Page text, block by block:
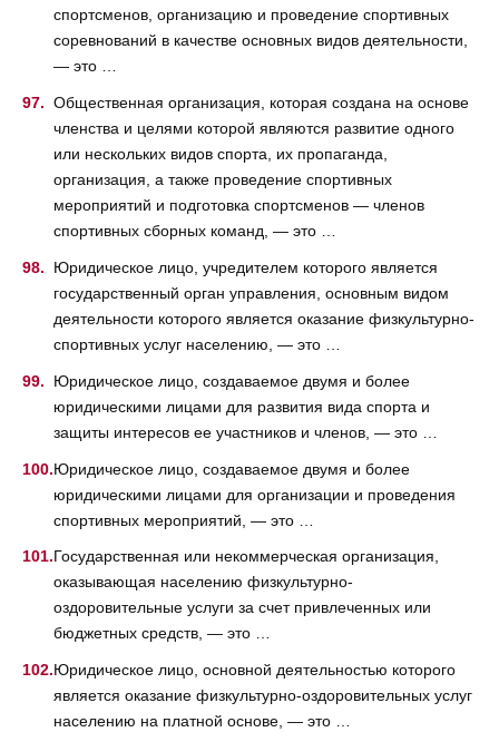
спортсменов, организацию и проведение спортивных
соревнований в качестве основных видов деятельности,
— это …
Общественная организация, которая создана на основе
членства и целями которой являются развитие одного
или нескольких видов спорта, их пропаганда,
организация, а также проведение спортивных
мероприятий и подготовка спортсменов — членов
спортивных сборных команд, — это …
Юридическое лицо, учредителем которого является
государственный орган управления, основным видом
деятельности которого является оказание физкультурно-
спортивных услуг населению, — это …
Юридическое лицо, создаваемое двумя и более
юридическими лицами для развития вида спорта и
защиты интересов ее участников и членов, — это …
Юридическое лицо, создаваемое двумя и более
юридическими лицами для организации и проведения
спортивных мероприятий, — это …
Государственная или некоммерческая организация,
оказывающая населению физкультурно-
оздоровительные услуги за счет привлеченных или
бюджетных средств, — это …
Юридическое лицо, основной деятельностью которого
является оказание физкультурно-оздоровительных услуг
населению на платной основе, — это …